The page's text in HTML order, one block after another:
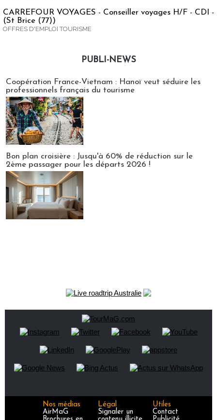
CARREFOUR VOYAGES - Conseiller voyages H/F - CDI -
(St Brice (77))
OFFRES D'EMPLOI TOURISME
PUBLI-NEWS
Coopération France-Vietnam : Hanoï veut séduire les
professionnels français du tourisme
Bon plan croisière : Jusqu'à 60% de réduction sur le
2ème passager pour les départs 2026 !
Nos médias
AirMaG
Légal
Signaler un
Utiles
Contact